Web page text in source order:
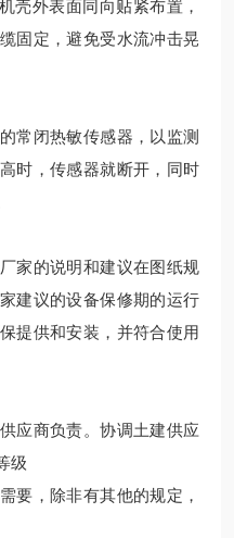
壳外表面同向贴紧布置，
固定，避免受水流冲击晃
常闭热敏传感器，以监测
时，传感器就断开，同时
家的说明和建议在图纸规
建议的设备保修期的运行
提供和安装，并符合使用
应商负责。协调土建供应
级
要，除非有其他的规定，